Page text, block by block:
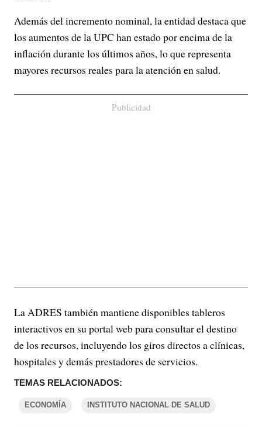
Además del incremento nominal, la entidad destaca que
los aumentos de la UPC han estado por encima de la
inflación durante los últimos años, lo que representa
mayores recursos reales para la atención en salud.
Publicidad
La ADRES también mantiene disponibles tableros
interactivos en su portal web para consultar el destino
de los recursos, incluyendo los giros directos a clínicas,
hospitales y demás prestadores de servicios.
TEMAS RELACIONADOS:
ECONOMÍA INSTITUTO NACIONAL DE SALUD